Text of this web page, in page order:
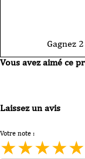
Gagnez
Vous avez aimé ce
Laissez un avis
Votre note :
★★★★★